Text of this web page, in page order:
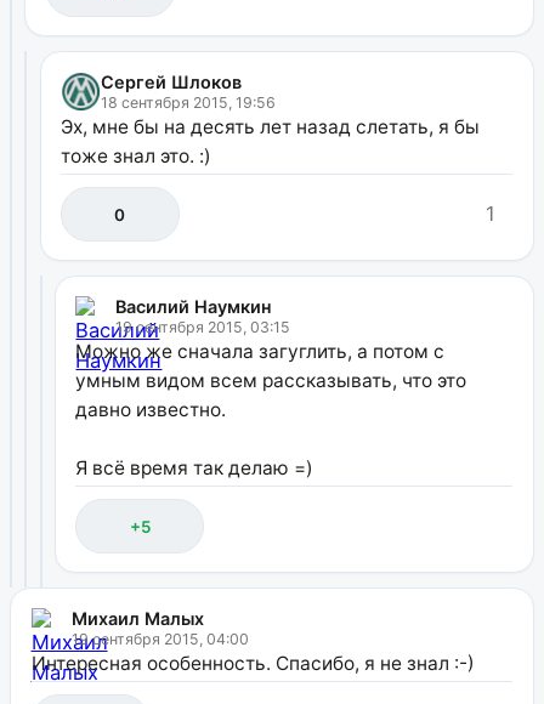
Сергей Шлоков
18 сентября 2015, 19:56
Эх, мне бы на десять лет назад слетать, я бы
тоже знал это. :)
0 1
Василий Наумкин
19 сентября 2015, 03:15
Можно же сначала загуглить, а потом с
умным видом всем рассказывать, что это
давно известно.
Я всё время так делаю =)
+5
Михаил Малых
19 сентября 2015, 04:00
Интересная особенность. Спасибо, я не знал :-)